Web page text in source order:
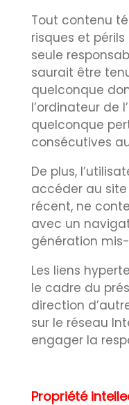
Tout contenu
risques et
seule
saurait être
quelconque
l’ordinateur de
quelconque
consécutives
De plus,
accéder au
récent, ne
avec un
génération
Les liens
le cadre du
direction
sur le réseau
engager la
Propriété